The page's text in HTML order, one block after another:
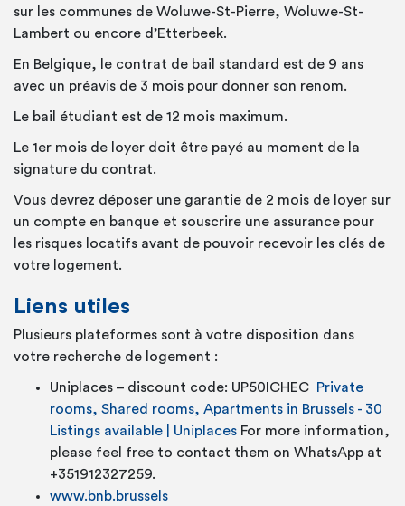
sur les communes de Woluwe-St-Pierre, Woluwe-St-
Lambert ou encore d’Etterbeek.
En Belgique, le contrat de bail standard est de 9 ans
avec un préavis de 3 mois pour donner son renom.
Le bail étudiant est de 12 mois maximum.
Le 1er mois de loyer doit être payé au moment de la
signature du contrat.
Vous devrez déposer une garantie de 2 mois de loyer sur
un compte en banque et souscrire une assurance pour
les risques locatifs avant de pouvoir recevoir les clés de
votre logement.
Liens utiles
Plusieurs plateformes sont à votre disposition dans
votre recherche de logement :
Uniplaces – discount code: UP50ICHEC
Private
rooms, Shared rooms, Apartments in Brussels - 30
Listings available | Uniplaces For more information,
please feel free to contact them on WhatsApp at
+351912327259.
www.bnb.brussels